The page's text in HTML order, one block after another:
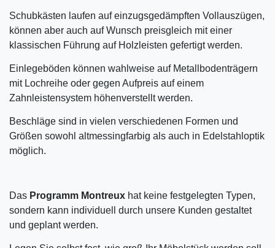
Schubkästen laufen auf einzugsgedämpften Vollauszügen,
können aber auch auf Wunsch preisgleich mit einer
klassischen Führung auf Holzleisten gefertigt werden.
Einlegeböden können wahlweise auf Metallbodenträgern
mit Lochreihe oder gegen Aufpreis auf einem
Zahnleistensystem höhenverstellt werden.
Beschläge sind in vielen verschiedenen Formen und
Größen sowohl altmessingfarbig als auch in Edelstahloptik
möglich.
Das Programm Montreux hat keine festgelegten Typen,
sondern kann individuell durch unsere Kunden gestaltet
und geplant werden.